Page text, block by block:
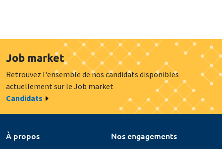
Job market
Retrouvez l'ensemble de nos candidats disponibles
actuellement sur le Job market
Candidats
À propos
Nos engagements